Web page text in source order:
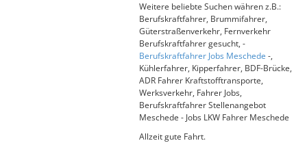
Weitere beliebte Suchen währen z.B.:
Berufskraftfahrer, Brummifahrer,
Güterstraßenverkehr, Fernverkehr
Berufskraftfahrer gesucht, -
Berufskraftfahrer Jobs Meschede -,
Kühlerfahrer, Kipperfahrer, BDF-Brücke,
ADR Fahrer Kraftstofftransporte,
Werksverkehr, Fahrer Jobs,
Berufskraftfahrer Stellenangebot
Meschede - Jobs LKW Fahrer Meschede
Allzeit gute Fahrt.